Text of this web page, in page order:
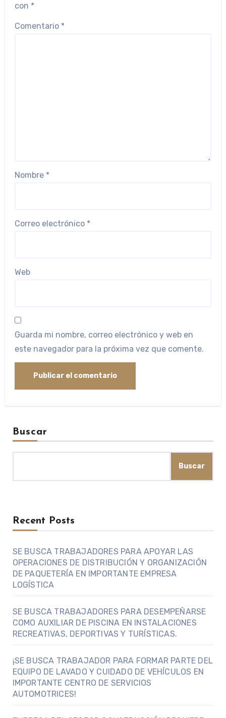
con *
Comentario *
Nombre *
Correo electrónico *
Web
Guarda mi nombre, correo electrónico y web en
este navegador para la próxima vez que comente.
Buscar
Buscar
Recent Posts
SE BUSCA TRABAJADORES PARA APOYAR LAS
OPERACIONES DE DISTRIBUCIÓN Y ORGANIZACIÓN
DE PAQUETERÍA EN IMPORTANTE EMPRESA
LOGÍSTICA
SE BUSCA TRABAJADORES PARA DESEMPEÑARSE
COMO AUXILIAR DE PISCINA EN INSTALACIONES
RECREATIVAS, DEPORTIVAS Y TURÍSTICAS.
¡SE BUSCA TRABAJADOR PARA FORMAR PARTE DEL
EQUIPO DE LAVADO Y CUIDADO DE VEHÍCULOS EN
IMPORTANTE CENTRO DE SERVICIOS
AUTOMOTRICES!